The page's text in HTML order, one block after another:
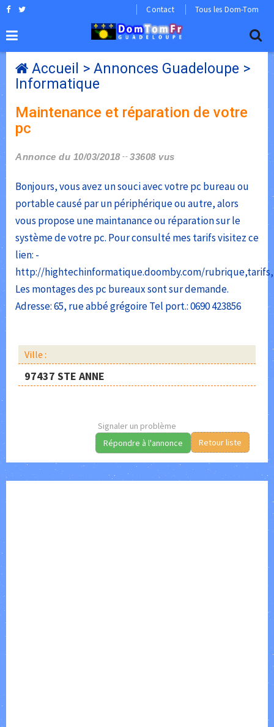
Contact Tous les Dom-Tom
Accueil > Annonces Guadeloupe >
Informatique
Maintenance et réparation de votre
pc
Annonce du 10/03/2018 33608 vus
Bonjours, vous avez un souci avec votre pc bureau ou
portable causé par un périphérique ou autre, alors
vous propose une maintanance ou réparation sur le
système de votre pc. Pour consulté mes tarifs visitez ce
lien: -
http://hightechinformatique.doomby.com/
Les montages des pc bureaux sont sur demande.
Adresse: 65, rue abbé grégoire Tel port.: 0690 423856
Ville :
97437 STE ANNE
Signaler un problème
Retour liste
Répondre à l'annonce